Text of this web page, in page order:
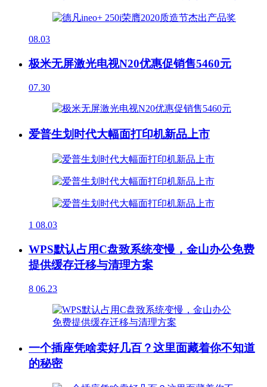
08.03
极米无屏激光电视N20优惠促销售5460元
07.30
爱普生划时代大幅面打印机新品上市
1 08.03
WPS默认占用C盘致系统变慢，金山办公免费
提供缓存迁移与清理方案
8 06.23
一个插座凭啥卖好几百？这里面藏着你不知道
的秘密